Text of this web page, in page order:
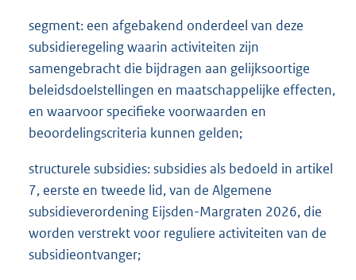
segment: een afgebakend onderdeel van deze
subsidieregeling waarin activiteiten zijn
samengebracht die bijdragen aan gelijksoortige
beleidsdoelstellingen en maatschappelijke effecten,
en waarvoor specifieke voorwaarden en
beoordelingscriteria kunnen gelden;
structurele subsidies: subsidies als bedoeld in artikel
7, eerste en tweede lid, van de Algemene
subsidieverordening Eijsden-Margraten 2026, die
worden verstrekt voor reguliere activiteiten van de
subsidieontvanger;